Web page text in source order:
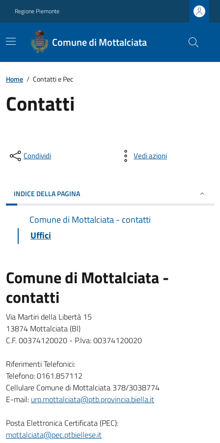
Regione Piemonte
Comune di Mottalciata
Home / Contatti e Pec
Contatti
Condividi Vedi azioni
INDICE DELLA PAGINA
Comune di Mottalciata - contatti
Uffici
Comune di Mottalciata -
contatti
Via Martiri della Libertà 15
13874 Mottalciata (BI)
C.F. 00374120020 - P.Iva: 00374120020
Riferimenti Telefonici:
Telefono: 0161.857112
Cellulare Comune di Mottalciata 378/3038774
E-mail: urp.mottalciata@ptb.provincia.biella.it
Posta Elettronica Certificata (PEC):
mottalciata@pec.ptbiellese.it